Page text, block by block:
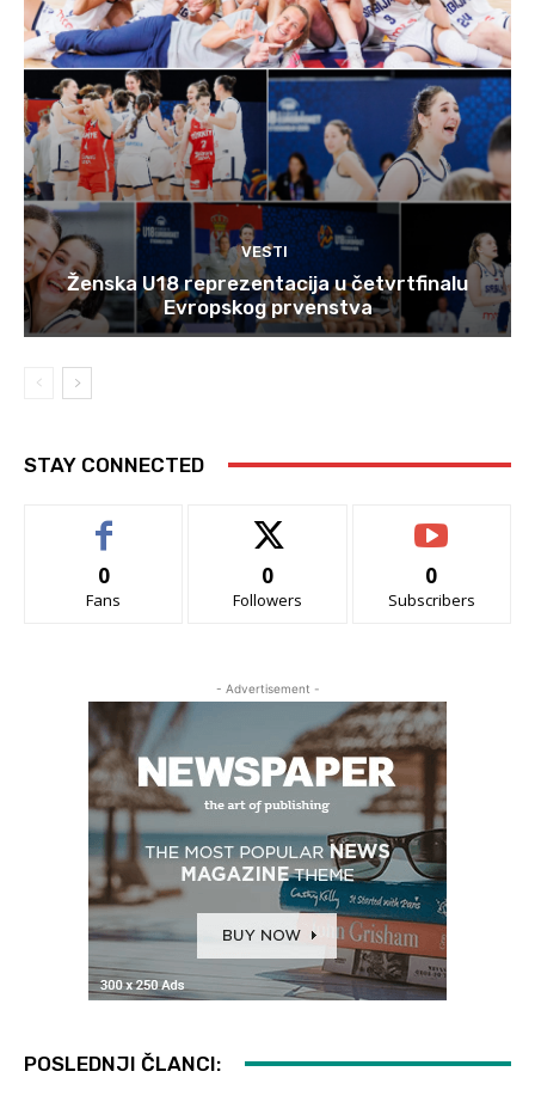
VESTI
Ženska U18 reprezentacija u četvrtfinalu
Evropskog prvenstva
STAY CONNECTED
0
Fans
0
Followers
0
Subscribers
- Advertisement -
POSLEDNJI ČLANCI: